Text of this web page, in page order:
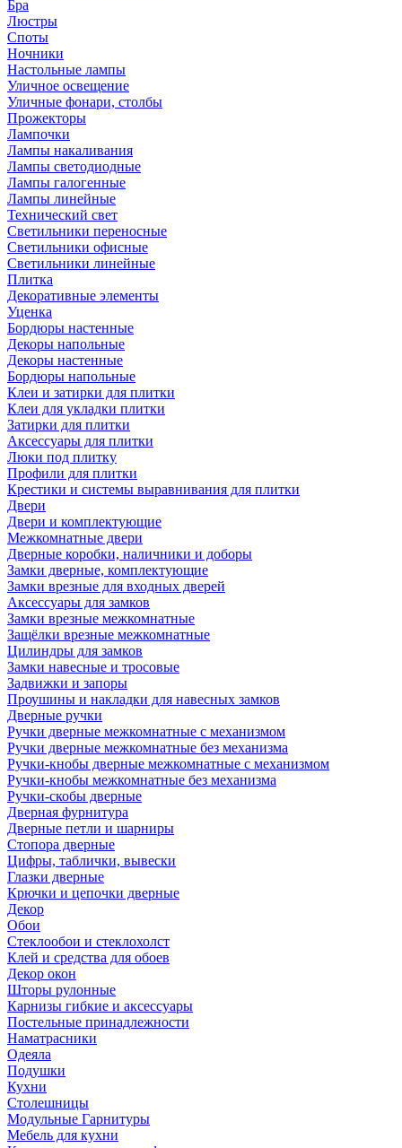
Бра
Люстры
Споты
Ночники
Настольные лампы
Уличное освещение
Уличные фонари, столбы
Прожекторы
Лампочки
Лампы накаливания
Лампы светодиодные
Лампы галогенные
Лампы линейные
Технический свет
Светильники переносные
Светильники офисные
Светильники линейные
Плитка
Декоративные элементы
Уценка
Бордюры настенные
Декоры напольные
Декоры настенные
Бордюры напольные
Клеи и затирки для плитки
Клеи для укладки плитки
Затирки для плитки
Аксессуары для плитки
Люки под плитку
Профили для плитки
Крестики и системы выравнивания для плитки
Двери
Двери и комплектующие
Межкомнатные двери
Дверные коробки, наличники и доборы
Замки дверные, комплектующие
Замки врезные для входных дверей
Аксессуары для замков
Замки врезные межкомнатные
Защёлки врезные межкомнатные
Цилиндры для замков
Замки навесные и тросовые
Задвижки и запоры
Проушины и накладки для навесных замков
Дверные ручки
Ручки дверные межкомнатные с механизмом
Ручки дверные межкомнатные без механизма
Ручки-кнобы дверные межкомнатные с механизмом
Ручки-кнобы межкомнатные без механизма
Ручки-скобы дверные
Дверная фурнитура
Дверные петли и шарниры
Стопора дверные
Цифры, таблички, вывески
Глазки дверные
Крючки и цепочки дверные
Декор
Обои
Стеклообои и стеклохолст
Клей и средства для обоев
Декор окон
Шторы рулонные
Карнизы гибкие и аксессуары
Постельные принадлежности
Наматрасники
Одеяла
Подушки
Кухни
Столешницы
Модульные Гарнитуры
Мебель для кухни